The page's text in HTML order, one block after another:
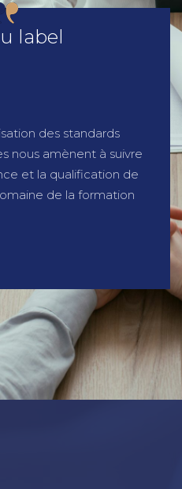
label
des standards
nous amènent à suivre
et la qualification de
de la formation